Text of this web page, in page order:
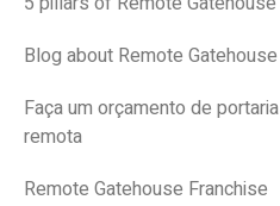
Blog about Remote Gatehouse
Faça um orçamento de portaria
remota
Remote Gatehouse Franchise